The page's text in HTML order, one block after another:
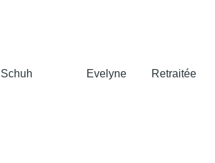
Schuh Evelyne Retraitée